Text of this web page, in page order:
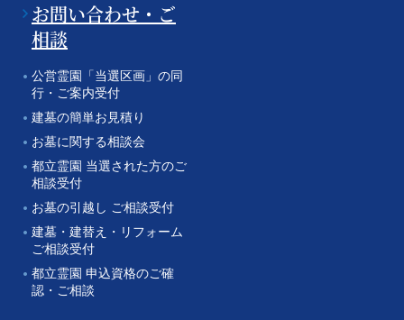
お問い合わせ・ご
相談
公営霊園「当選区画」の同
行・ご案内受付
建墓の簡単お見積り
お墓に関する相談会
都立霊園 当選された方のご
相談受付
お墓の引越し ご相談受付
建墓・建替え・リフォーム
ご相談受付
都立霊園 申込資格のご確
認・ご相談